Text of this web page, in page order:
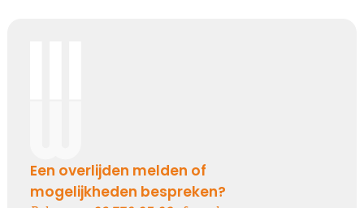
Een overlijden melden of
mogelijkheden bespreken?